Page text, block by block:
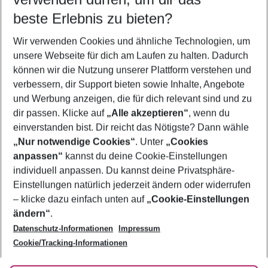
5-8 Nächte
2 Erwachsene Keine Kinder
Mehr Filter anzeigen
Footer
Footer navigation
Über uns
AGB
Bestpreisgarantie
Cookie-Einstellungen ändern
Cookie-Richtlinie
Agenturbetreuung
Barrierefreies Reisen
Folge uns
beste Erlebnis zu bieten?
Wir verwenden Cookies und ähnliche Technologien, um
unsere Webseite für dich am Laufen zu halten. Dadurch
können wir die Nutzung unserer Plattform verstehen und
verbessern, dir Support bieten sowie Inhalte, Angebote
und Werbung anzeigen, die für dich relevant sind und zu
dir passen. Klicke auf „Alle akzeptieren“, wenn du
einverstanden bist. Dir reicht das Nötigste? Dann wähle
„Nur notwendige Cookies“. Unter „Cookies
anpassen“ kannst du deine Cookie-Einstellungen
individuell anpassen. Du kannst deine Privatsphäre-
Einstellungen natürlich jederzeit ändern oder widerrufen
– klicke dazu einfach unten auf „Cookie-Einstellungen
ändern“.
Datenschutz-Informationen
Impressum
Cookie/Tracking-Informationen